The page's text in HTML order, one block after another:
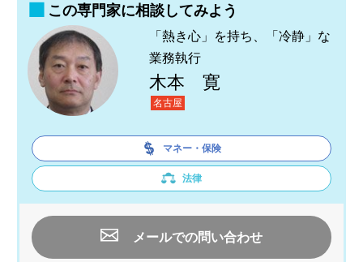
この専門家に相談してみよう
「熱き心」を持ち、「冷静」な
業務執行
木本 寛
名古屋
マネー・保険
法律
メールでの問い合わせ